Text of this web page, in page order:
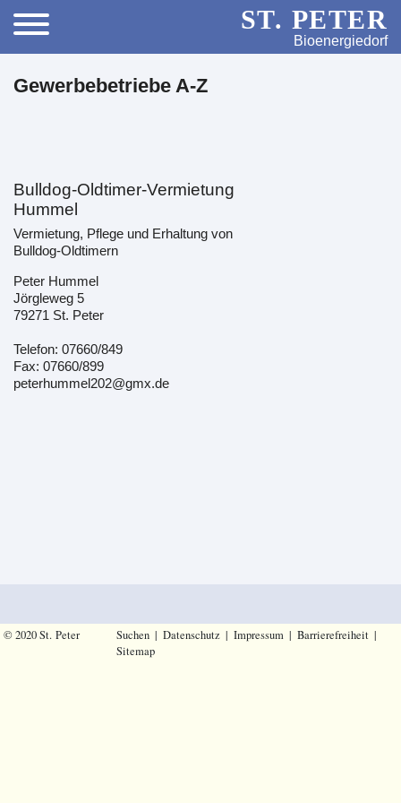
ST. PETER
Bioenergiedorf
Gewerbebetriebe A-Z
Bulldog-Oldtimer-Vermietung
Hummel
Vermietung, Pflege und Erhaltung von
Bulldog-Oldtimern
Peter Hummel
Jörgleweg 5
79271 St. Peter
Telefon: 07660/849
Fax: 07660/899
peterhummel202@gmx.de
© 2020 St. Peter Suchen | Datenschutz | Impressum | Barrierefreiheit |
Sitemap